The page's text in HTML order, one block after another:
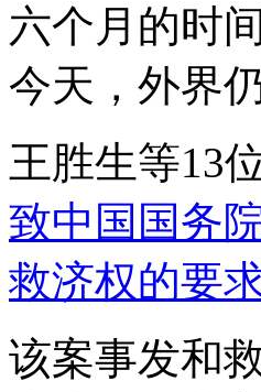
六个月的时
今天，外界
王胜生等13
致中国国务
救济权的要
该案事发和